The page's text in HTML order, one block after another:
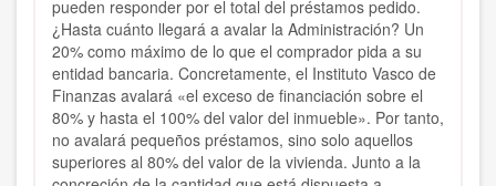
pueden responder por el total del préstamos pedido.
¿Hasta cuánto llegará a avalar la Administración? Un
20% como máximo de lo que el comprador pida a su
entidad bancaria. Concretamente, el Instituto Vasco de
Finanzas avalará «el exceso de financiación sobre el
80% y hasta el 100% del valor del inmueble». Por tanto,
no avalará pequeños préstamos, sino solo aquellos
superiores al 80% del valor de la vivienda. Junto a la